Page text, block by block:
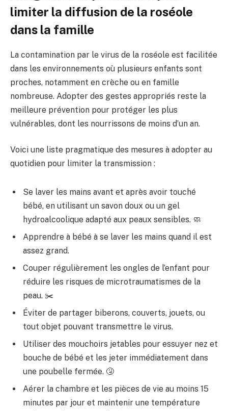
limiter la diffusion de la roséole
dans la famille
La contamination par le virus de la roséole est facilitée
dans les environnements où plusieurs enfants sont
proches, notamment en crèche ou en famille
nombreuse. Adopter des gestes appropriés reste la
meilleure prévention pour protéger les plus
vulnérables, dont les nourrissons de moins d’un an.
Voici une liste pragmatique des mesures à adopter au
quotidien pour limiter la transmission :
Se laver les mains avant et après avoir touché
bébé, en utilisant un savon doux ou un gel
hydroalcoolique adapté aux peaux sensibles. 🧼
Apprendre à bébé à se laver les mains quand il est
assez grand.
Couper régulièrement les ongles de l’enfant pour
réduire les risques de microtraumatismes de la
peau. ✂️
Éviter de partager biberons, couverts, jouets, ou
tout objet pouvant transmettre le virus.
Utiliser des mouchoirs jetables pour essuyer nez et
bouche de bébé et les jeter immédiatement dans
une poubelle fermée. 🤧
Aérer la chambre et les pièces de vie au moins 15
minutes par jour et maintenir une température